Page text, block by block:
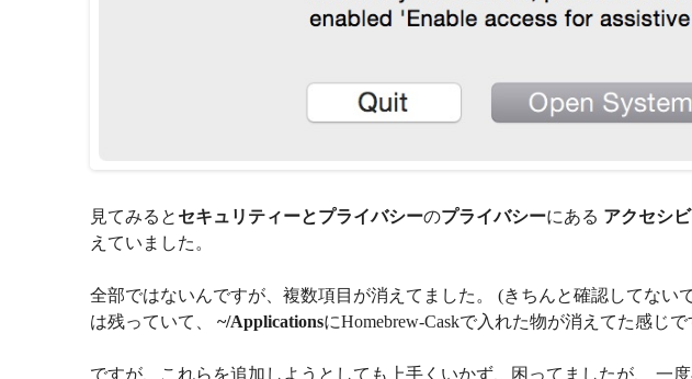
見てみると セキュリティーとプライバシーのプライバシーにある アクセシ
えていました。
全部ではないんですが、複数項目が消えてました。 (きちんと確認してない
は残っていて、 ~/ApplicationsにHomebrew-Caskで入れた物が消えてた感じ
ですが、これらを追加しようとしても上手くいかず、困ってましたが、 一